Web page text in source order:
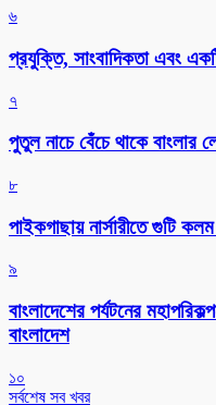
৬
প্রযুক্তি, সাংবাদিকতা এবং
৭
পুতুল নাচে বেঁচে থাকে বাংলার
৮
পাইকগাছায় নার্সারীতে গুটি
৯
বাংলাদেশের পর্যটনের
বাংলাদেশ
১০
সর্বশেষ সব খবর